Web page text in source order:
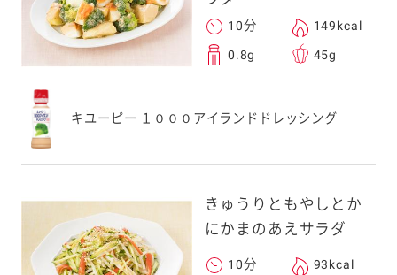
10分 149kcal
0.8g 45g
キユーピー １０００アイランドドレッシング
きゅうりともやしとか
にかまのあえサラダ
10分 93kcal